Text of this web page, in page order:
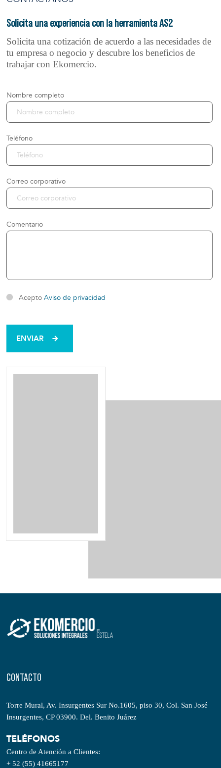
Solicita una experiencia con la herramienta AS2
Solicita una cotización de acuerdo a las necesidades de
tu empresa o negocio y descubre los beneficios de
trabajar con Ekomercio.
Nombre completo
Teléfono
Correo corporativo
Comentario
Acepto Aviso de privacidad
CONTACTO
Torre Mural, Av. Insurgentes Sur No.1605, piso 30, Col. San José
Insurgentes, CP 03900. Del. Benito Juárez
TELÉFONOS
Centro de Atención a Clientes:
+ 52 (55) 41665177